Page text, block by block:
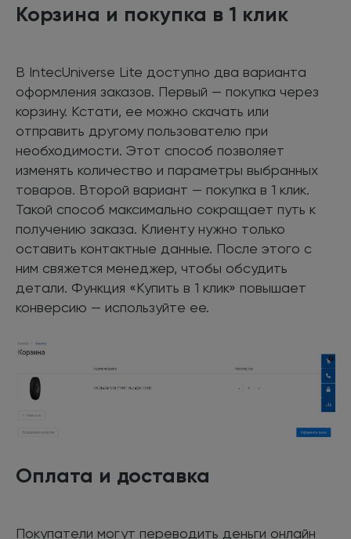
Корзина и покупка в 1 клик
В IntecUniverse Lite доступно два варианта
оформления заказов. Первый — покупка через
корзину. Кстати, ее можно скачать или
отправить другому пользователю при
необходимости. Этот способ позволяет
изменять количество и параметры выбранных
товаров. Второй вариант — покупка в 1 клик.
Такой способ максимально сокращает путь к
получению заказа. Клиенту нужно только
оставить контактные данные. После этого с
ним свяжется менеджер, чтобы обсудить
детали. Функция «Купить в 1 клик» повышает
конверсию — используйте ее.
Оплата и доставка
Покупатели могут переводить деньги онлайн